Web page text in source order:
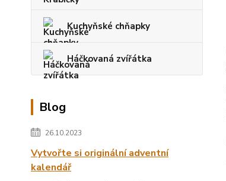
Kuchyňské chňapky
Háčkovaná zvířátka
Blog
26.10.2023
Vytvořte si originální adventní
kalendář